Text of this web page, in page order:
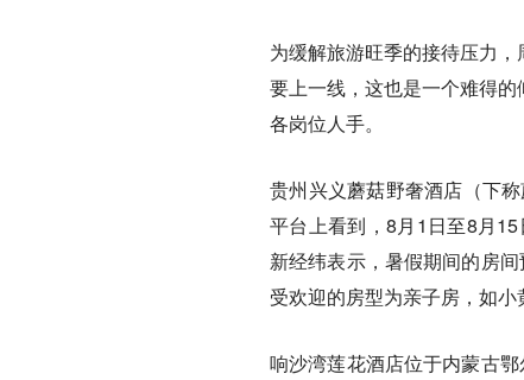
为缓解旅游旺季的接待压力
要上一线，这也是一个难得
各岗位人手。
贵州兴义蘑菇野奢酒店（下
平台上看到，8月1日至8月
新经纬表示，暑假期间的房
受欢迎的房型为亲子房，如
响沙湾莲花酒店位于内蒙古